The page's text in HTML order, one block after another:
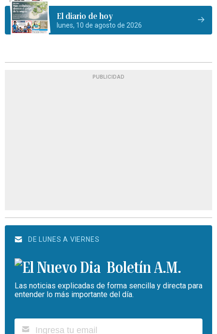
El diario de hoy
lunes, 10 de agosto de 2026
PUBLICIDAD
DE LUNES A VIERNES
Boletín A.M.
Las noticias explicadas de forma sencilla y directa para
entender lo más importante del día.